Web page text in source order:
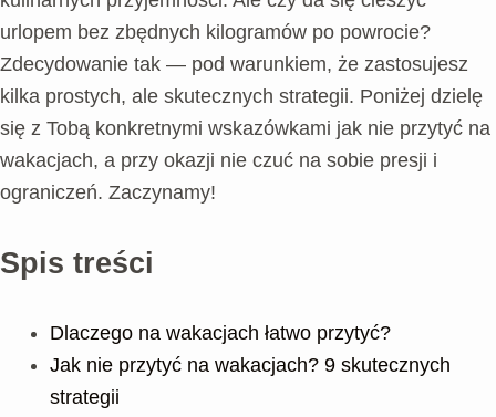
urlopem bez zbędnych kilogramów po powrocie?
Zdecydowanie tak — pod warunkiem, że zastosujesz
kilka prostych, ale skutecznych strategii. Poniżej dzielę
się z Tobą konkretnymi wskazówkami jak nie przytyć na
wakacjach, a przy okazji nie czuć na sobie presji i
ograniczeń. Zaczynamy!
Spis treści
Dlaczego na wakacjach łatwo przytyć?
Jak nie przytyć na wakacjach? 9 skutecznych
strategii